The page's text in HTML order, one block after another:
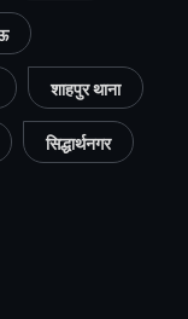
शाहपुर थाना
सिद्धार्थनगर